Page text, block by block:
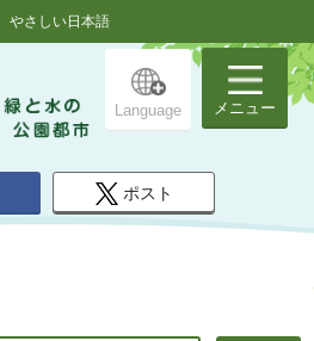
やさしい日本語
Language メニュー
ポスト